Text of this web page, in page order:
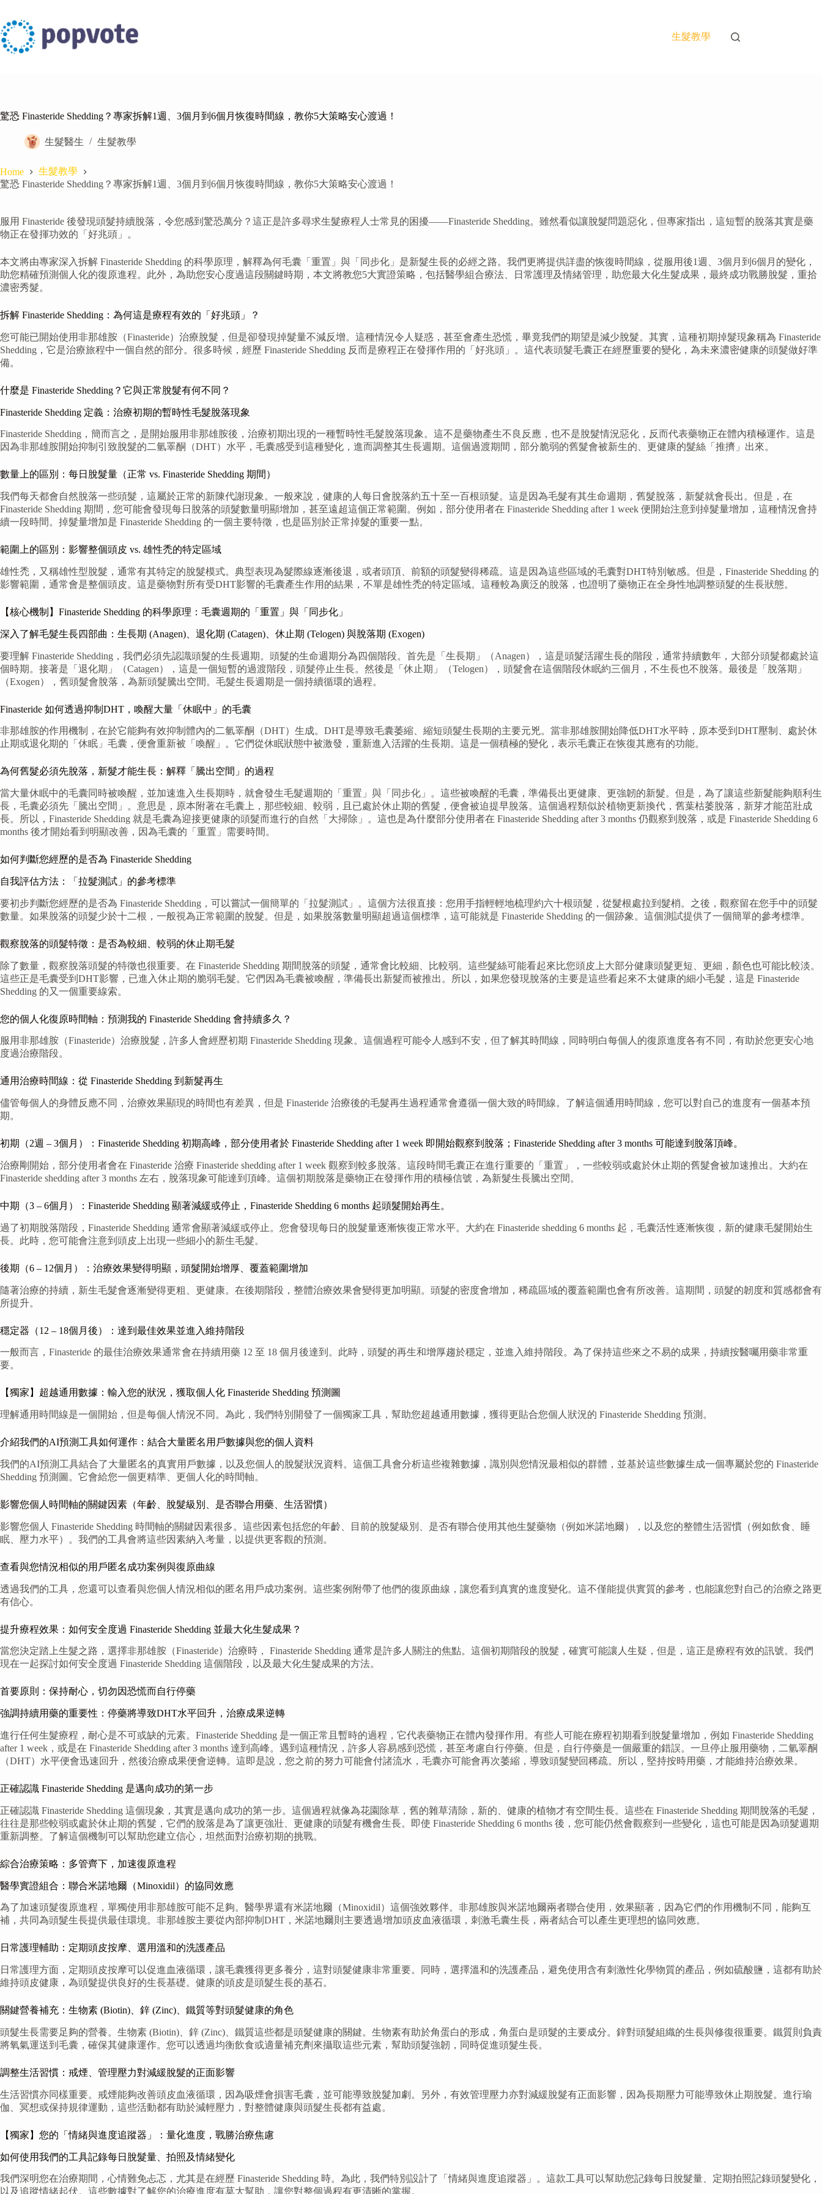
content
生髮教學
驚恐 Finasteride Shedding？專家拆解1週、3個月到6個月恢復時間線，教你5大策略安心渡過！
生髮醫生 生髮教學
Home
生髮教學
驚恐 Finasteride Shedding？專家拆解1週、3個月到6個月恢復時間線，教你5大策略安心渡過！
服用 Finasteride 後發現頭髮持續脫落，令您感到驚恐萬分？這正是許多尋求生髮療程人士常見的困擾——Finasteride Shedding。雖然看似讓脫髮問題惡化，但專家指出，這短暫的脫落其實是藥
物正在發揮功效的「好兆頭」。
本文將由專家深入拆解 Finasteride Shedding 的科學原理，解釋為何毛囊「重置」與「同步化」是新髮生長的必經之路。我們更將提供詳盡的恢復時間線，從服用後1週、3個月到6個月的變化，
助您精確預測個人化的復原進程。此外，為助您安心度過這段關鍵時期，本文將教您5大實證策略，包括醫學組合療法、日常護理及情緒管理，助您最大化生髮成果，最終成功戰勝脫髮，重拾
濃密秀髮。
拆解 Finasteride Shedding：為何這是療程有效的「好兆頭」？
您可能已開始使用非那雄胺（Finasteride）治療脫髮，但是卻發現掉髮量不減反增。這種情況令人疑惑，甚至會產生恐慌，畢竟我們的期望是減少脫髮。其實，這種初期掉髮現象稱為 Finasteride
Shedding，它是治療旅程中一個自然的部分。很多時候，經歷 Finasteride Shedding 反而是療程正在發揮作用的「好兆頭」。這代表頭髮毛囊正在經歷重要的變化，為未來濃密健康的頭髮做好準
備。
什麼是 Finasteride Shedding？它與正常脫髮有何不同？
Finasteride Shedding 定義：治療初期的暫時性毛髮脫落現象
Finasteride Shedding，簡而言之，是開始服用非那雄胺後，治療初期出現的一種暫時性毛髮脫落現象。這不是藥物產生不良反應，也不是脫髮情況惡化，反而代表藥物正在體內積極運作。這是
因為非那雄胺開始抑制引致脫髮的二氫睪酮（DHT）水平，毛囊感受到這種變化，進而調整其生長週期。這個過渡期間，部分脆弱的舊髮會被新生的、更健康的髮絲「推擠」出來。
數量上的區別：每日脫髮量（正常 vs. Finasteride Shedding 期間）
我們每天都會自然脫落一些頭髮，這屬於正常的新陳代謝現象。一般來說，健康的人每日會脫落約五十至一百根頭髮。這是因為毛髮有其生命週期，舊髮脫落，新髮就會長出。但是，在
Finasteride Shedding 期間，您可能會發現每日脫落的頭髮數量明顯增加，甚至遠超這個正常範圍。例如，部分使用者在 Finasteride Shedding after 1 week 便開始注意到掉髮量增加，這種情況會持
續一段時間。掉髮量增加是 Finasteride Shedding 的一個主要特徵，也是區別於正常掉髮的重要一點。
範圍上的區別：影響整個頭皮 vs. 雄性禿的特定區域
雄性禿，又稱雄性型脫髮，通常有其特定的脫髮模式。典型表現為髮際線逐漸後退，或者頭頂、前額的頭髮變得稀疏。這是因為這些區域的毛囊對DHT特別敏感。但是，Finasteride Shedding 的
影響範圍，通常會是整個頭皮。這是藥物對所有受DHT影響的毛囊產生作用的結果，不單是雄性禿的特定區域。這種較為廣泛的脫落，也證明了藥物正在全身性地調整頭髮的生長狀態。
【核心機制】Finasteride Shedding 的科學原理：毛囊週期的「重置」與「同步化」
深入了解毛髮生長四部曲：生長期 (Anagen)、退化期 (Catagen)、休止期 (Telogen) 與脫落期 (Exogen)
要理解 Finasteride Shedding，我們必須先認識頭髮的生長週期。頭髮的生命週期分為四個階段。首先是「生長期」（Anagen），這是頭髮活躍生長的階段，通常持續數年，大部分頭髮都處於這
個時期。接著是「退化期」（Catagen），這是一個短暫的過渡階段，頭髮停止生長。然後是「休止期」（Telogen），頭髮會在這個階段休眠約三個月，不生長也不脫落。最後是「脫落期」
（Exogen），舊頭髮會脫落，為新頭髮騰出空間。毛髮生長週期是一個持續循環的過程。
Finasteride 如何透過抑制DHT，喚醒大量「休眠中」的毛囊
非那雄胺的作用機制，在於它能夠有效抑制體內的二氫睪酮（DHT）生成。DHT是導致毛囊萎縮、縮短頭髮生長期的主要元兇。當非那雄胺開始降低DHT水平時，原本受到DHT壓制、處於休
止期或退化期的「休眠」毛囊，便會重新被「喚醒」。它們從休眠狀態中被激發，重新進入活躍的生長期。這是一個積極的變化，表示毛囊正在恢復其應有的功能。
為何舊髮必須先脫落，新髮才能生長：解釋「騰出空間」的過程
當大量休眠中的毛囊同時被喚醒，並加速進入生長期時，就會發生毛髮週期的「重置」與「同步化」。這些被喚醒的毛囊，準備長出更健康、更強韌的新髮。但是，為了讓這些新髮能夠順利生
長，毛囊必須先「騰出空間」。意思是，原本附著在毛囊上，那些較細、較弱，且已處於休止期的舊髮，便會被迫提早脫落。這個過程類似於植物更新換代，舊葉枯萎脫落，新芽才能茁壯成
長。所以，Finasteride Shedding 就是毛囊為迎接更健康的頭髮而進行的自然「大掃除」。這也是為什麼部分使用者在 Finasteride Shedding after 3 months 仍觀察到脫落，或是 Finasteride Shedding 6
months 後才開始看到明顯改善，因為毛囊的「重置」需要時間。
如何判斷您經歷的是否為 Finasteride Shedding
自我評估方法：「拉髮測試」的參考標準
要初步判斷您經歷的是否為 Finasteride Shedding，可以嘗試一個簡單的「拉髮測試」。這個方法很直接：您用手指輕輕地梳理約六十根頭髮，從髮根處拉到髮梢。之後，觀察留在您手中的頭髮
數量。如果脫落的頭髮少於十二根，一般視為正常範圍的脫髮。但是，如果脫落數量明顯超過這個標準，這可能就是 Finasteride Shedding 的一個跡象。這個測試提供了一個簡單的參考標準。
觀察脫落的頭髮特徵：是否為較細、較弱的休止期毛髮
除了數量，觀察脫落頭髮的特徵也很重要。在 Finasteride Shedding 期間脫落的頭髮，通常會比較細、比較弱。這些髮絲可能看起來比您頭皮上大部分健康頭髮更短、更細，顏色也可能比較淡。
這些正是毛囊受到DHT影響，已進入休止期的脆弱毛髮。它們因為毛囊被喚醒，準備長出新髮而被推出。所以，如果您發現脫落的主要是這些看起來不太健康的細小毛髮，這是 Finasteride
Shedding 的又一個重要線索。
您的個人化復原時間軸：預測我的 Finasteride Shedding 會持續多久？
服用非那雄胺（Finasteride）治療脫髮，許多人會經歷初期 Finasteride Shedding 現象。這個過程可能令人感到不安，但了解其時間線，同時明白每個人的復原進度各有不同，有助於您更安心地
度過治療階段。
通用治療時間線：從 Finasteride Shedding 到新髮再生
儘管每個人的身體反應不同，治療效果顯現的時間也有差異，但是 Finasteride 治療後的毛髮再生過程通常會遵循一個大致的時間線。了解這個通用時間線，您可以對自己的進度有一個基本預
期。
初期（2週 – 3個月）：Finasteride Shedding 初期高峰，部分使用者於 Finasteride Shedding after 1 week 即開始觀察到脫落；Finasteride Shedding after 3 months 可能達到脫落頂峰。
治療剛開始，部分使用者會在 Finasteride 治療 Finasteride shedding after 1 week 觀察到較多脫落。這段時間毛囊正在進行重要的「重置」，一些較弱或處於休止期的舊髮會被加速推出。大約在
Finasteride shedding after 3 months 左右，脫落現象可能達到頂峰。這個初期脫落是藥物正在發揮作用的積極信號，為新髮生長騰出空間。
中期（3 – 6個月）：Finasteride Shedding 顯著減緩或停止，Finasteride Shedding 6 months 起頭髮開始再生。
過了初期脫落階段，Finasteride Shedding 通常會顯著減緩或停止。您會發現每日的脫髮量逐漸恢復正常水平。大約在 Finasteride shedding 6 months 起，毛囊活性逐漸恢復，新的健康毛髮開始生
長。此時，您可能會注意到頭皮上出現一些細小的新生毛髮。
後期（6 – 12個月）：治療效果變得明顯，頭髮開始增厚、覆蓋範圍增加
隨著治療的持續，新生毛髮會逐漸變得更粗、更健康。在後期階段，整體治療效果會變得更加明顯。頭髮的密度會增加，稀疏區域的覆蓋範圍也會有所改善。這期間，頭髮的韌度和質感都會有
所提升。
穩定器（12 – 18個月後）：達到最佳效果並進入維持階段
一般而言，Finasteride 的最佳治療效果通常會在持續用藥 12 至 18 個月後達到。此時，頭髮的再生和增厚趨於穩定，並進入維持階段。為了保持這些來之不易的成果，持續按醫囑用藥非常重
要。
【獨家】超越通用數據：輸入您的狀況，獲取個人化 Finasteride Shedding 預測圖
理解通用時間線是一個開始，但是每個人情況不同。為此，我們特別開發了一個獨家工具，幫助您超越通用數據，獲得更貼合您個人狀況的 Finasteride Shedding 預測。
介紹我們的AI預測工具如何運作：結合大量匿名用戶數據與您的個人資料
我們的AI預測工具結合了大量匿名的真實用戶數據，以及您個人的脫髮狀況資料。這個工具會分析這些複雜數據，識別與您情況最相似的群體，並基於這些數據生成一個專屬於您的 Finasteride
Shedding 預測圖。它會給您一個更精準、更個人化的時間軸。
影響您個人時間軸的關鍵因素（年齡、脫髮級別、是否聯合用藥、生活習慣）
影響您個人 Finasteride Shedding 時間軸的關鍵因素很多。這些因素包括您的年齡、目前的脫髮級別、是否有聯合使用其他生髮藥物（例如米諾地爾），以及您的整體生活習慣（例如飲食、睡
眠、壓力水平）。我們的工具會將這些因素納入考量，以提供更客觀的預測。
查看與您情況相似的用戶匿名成功案例與復原曲線
透過我們的工具，您還可以查看與您個人情況相似的匿名用戶成功案例。這些案例附帶了他們的復原曲線，讓您看到真實的進度變化。這不僅能提供實質的參考，也能讓您對自己的治療之路更
有信心。
提升療程效果：如何安全度過 Finasteride Shedding 並最大化生髮成果？
當您決定踏上生髮之路，選擇非那雄胺（Finasteride）治療時， Finasteride Shedding 通常是許多人關注的焦點。這個初期階段的脫髮，確實可能讓人生疑，但是，這正是療程有效的訊號。我們
現在一起探討如何安全度過 Finasteride Shedding 這個階段，以及最大化生髮成果的方法。
首要原則：保持耐心，切勿因恐慌而自行停藥
強調持續用藥的重要性：停藥將導致DHT水平回升，治療成果逆轉
進行任何生髮療程，耐心是不可或缺的元素。Finasteride Shedding 是一個正常且暫時的過程，它代表藥物正在體內發揮作用。有些人可能在療程初期看到脫髮量增加，例如 Finasteride Shedding
after 1 week，或是在 Finasteride Shedding after 3 months 達到高峰。遇到這種情況，許多人容易感到恐慌，甚至考慮自行停藥。但是，自行停藥是一個嚴重的錯誤。一旦停止服用藥物，二氫睪酮
（DHT）水平便會迅速回升，然後治療成果便會逆轉。這即是說，您之前的努力可能會付諸流水，毛囊亦可能會再次萎縮，導致頭髮變回稀疏。所以，堅持按時用藥，才能維持治療效果。
正確認識 Finasteride Shedding 是邁向成功的第一步
正確認識 Finasteride Shedding 這個現象，其實是邁向成功的第一步。這個過程就像為花園除草，舊的雜草清除，新的、健康的植物才有空間生長。這些在 Finasteride Shedding 期間脫落的毛髮，
往往是那些較弱或處於休止期的舊髮，它們的脫落是為了讓更強壯、更健康的頭髮有機會生長。即使 Finasteride Shedding 6 months 後，您可能仍然會觀察到一些變化，這也可能是因為頭髮週期
重新調整。了解這個機制可以幫助您建立信心，坦然面對治療初期的挑戰。
綜合治療策略：多管齊下，加速復原進程
醫學實證組合：聯合米諾地爾（Minoxidil）的協同效應
為了加速頭髮復原進程，單獨使用非那雄胺可能不足夠。醫學界還有米諾地爾（Minoxidil）這個強效夥伴。非那雄胺與米諾地爾兩者聯合使用，效果顯著，因為它們的作用機制不同，能夠互
補，共同為頭髮生長提供最佳環境。非那雄胺主要從內部抑制DHT，米諾地爾則主要透過增加頭皮血液循環，刺激毛囊生長，兩者結合可以產生更理想的協同效應。
日常護理輔助：定期頭皮按摩、選用溫和的洗護產品
日常護理方面，定期頭皮按摩可以促進血液循環，讓毛囊獲得更多養分，這對頭髮健康非常重要。同時，選擇溫和的洗護產品，避免使用含有刺激性化學物質的產品，例如硫酸鹽，這都有助於
維持頭皮健康，為頭髮提供良好的生長基礎。健康的頭皮是頭髮生長的基石。
關鍵營養補充：生物素 (Biotin)、鋅 (Zinc)、鐵質等對頭髮健康的角色
頭髮生長需要足夠的營養。生物素 (Biotin)、鋅 (Zinc)、鐵質這些都是頭髮健康的關鍵。生物素有助於角蛋白的形成，角蛋白是頭髮的主要成分。鋅對頭髮組織的生長與修復很重要。鐵質則負責
將氧氣運送到毛囊，確保其健康運作。您可以透過均衡飲食或適量補充劑來攝取這些元素，幫助頭髮強韌，同時促進頭髮生長。
調整生活習慣：戒煙、管理壓力對減緩脫髮的正面影響
生活習慣亦同樣重要。戒煙能夠改善頭皮血液循環，因為吸煙會損害毛囊，並可能導致脫髮加劇。另外，有效管理壓力亦對減緩脫髮有正面影響，因為長期壓力可能導致休止期脫髮。進行瑜
伽、冥想或保持規律運動，這些活動都有助於減輕壓力，對整體健康與頭髮生長都有益處。
【獨家】您的「情緒與進度追蹤器」：量化進度，戰勝治療焦慮
如何使用我們的工具記錄每日脫髮量、拍照及情緒變化
我們深明您在治療期間，心情難免忐忑，尤其是在經歷 Finasteride Shedding 時。為此，我們特別設計了「情緒與進度追蹤器」。這款工具可以幫助您記錄每日脫髮量、定期拍照記錄頭髮變化，
以及追蹤情緒起伏。這些數據對了解您的治療進度有莫大幫助，讓您對整個過程有更清晰的掌握。